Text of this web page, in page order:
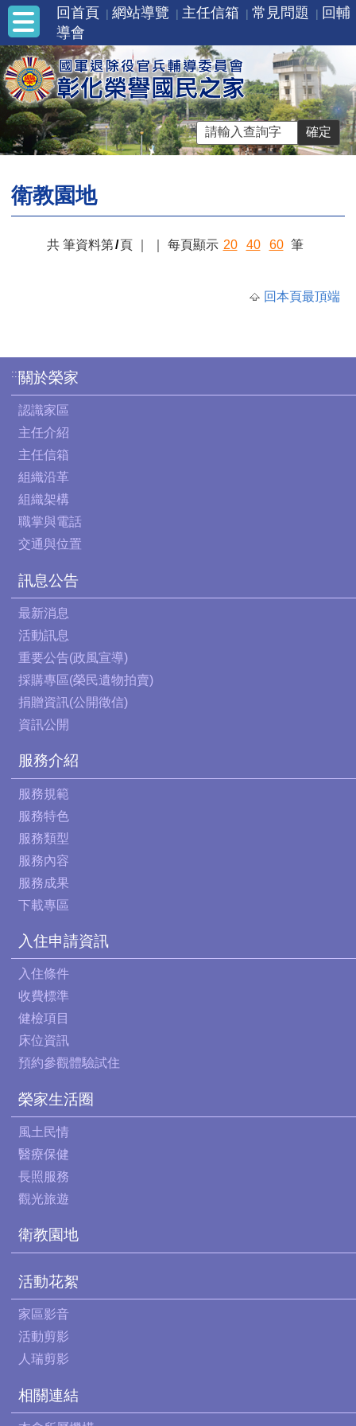
回首頁 網站導覽 主任信箱 常見問題
回輔
導會
衛教園地
共 筆資料第/ 頁 每頁顯示 20 40 60 筆
回本頁最頂端
:::關於榮家
認識家區
主任介紹
主任信箱
組織沿革
組織架構
職掌與電話
交通與位置
訊息公告
最新消息
活動訊息
重要公告(政風宣導)
採購專區(榮民遺物拍賣)
捐贈資訊(公開徵信)
資訊公開
服務介紹
服務規範
服務特色
服務類型
服務內容
服務成果
下載專區
入住申請資訊
入住條件
收費標準
健檢項目
床位資訊
預約參觀體驗試住
榮家生活圈
風土民情
醫療保健
長照服務
觀光旅遊
衛教園地
活動花絮
家區影音
活動剪影
人瑞剪影
相關連結